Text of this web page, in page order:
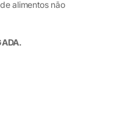
alimentos não